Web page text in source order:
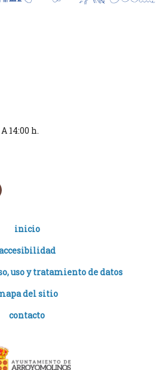
14:00 h.
inicio
uso y tratamiento de datos
del sitio
contacto